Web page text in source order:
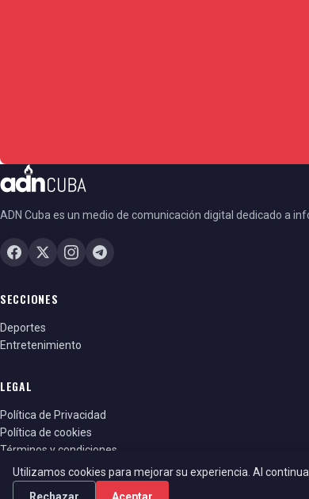
ADN Cuba es un medio de comunicación digital dedicado a
SECCIONES
Deportes
Entretenimiento
LEGAL
Política de Privacidad
Política de cookies
Términos y condiciones
Utilizamos cookies para mejorar su experiencia. Al